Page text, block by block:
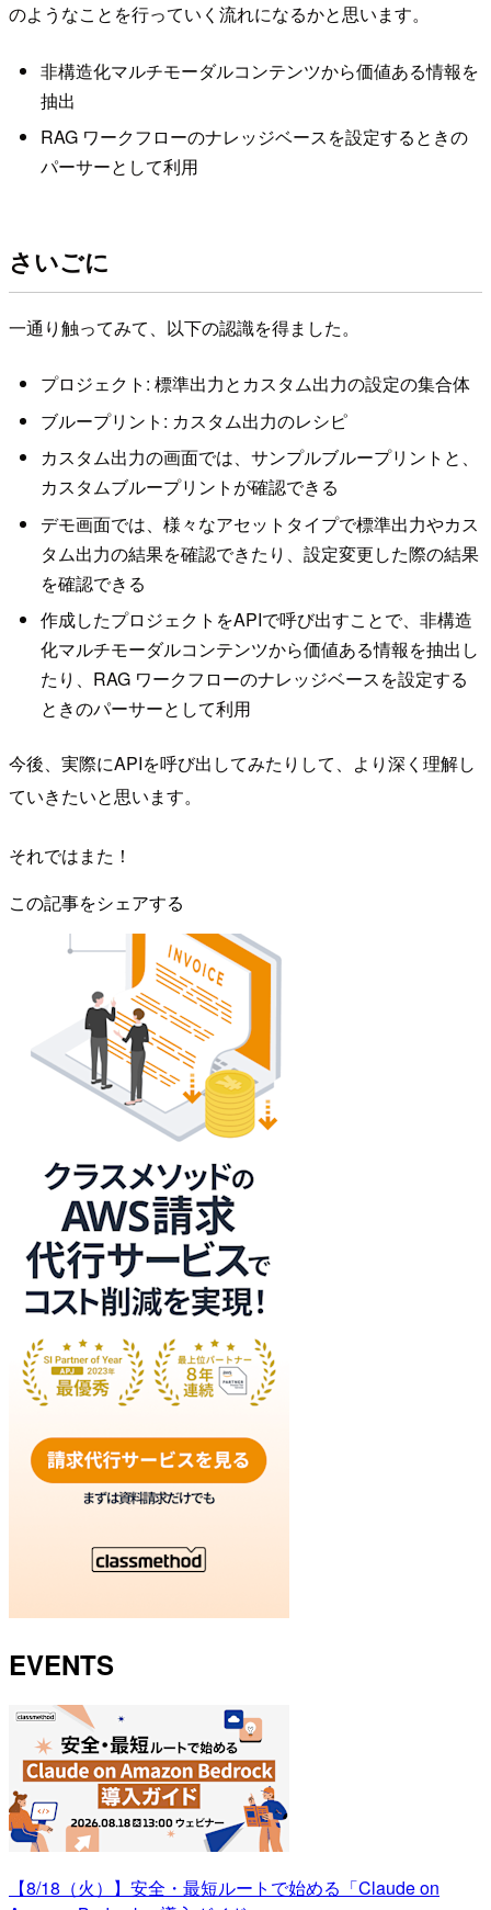
のようなことを行っていく流れになるかと思います。
非構造化マルチモーダルコンテンツから価値ある情報を
抽出
RAG ワークフローのナレッジベースを設定するときの
パーサーとして利用
さいごに
一通り触ってみて、以下の認識を得ました。
プロジェクト: 標準出力とカスタム出力の設定の集合体
ブループリント: カスタム出力のレシピ
カスタム出力の画面では、サンプルブループリントと、
カスタムブループリントが確認できる
デモ画面では、様々なアセットタイプで標準出力やカス
タム出力の結果を確認できたり、設定変更した際の結果
を確認できる
作成したプロジェクトをAPIで呼び出すことで、非構造
化マルチモーダルコンテンツから価値ある情報を抽出し
たり、RAG ワークフローのナレッジベースを設定する
ときのパーサーとして利用
今後、実際にAPIを呼び出してみたりして、より深く理解し
ていきたいと思います。
それではまた！
この記事をシェアする
EVENTS
【8/18（火）】安全・最短ルートで始める「Claude on